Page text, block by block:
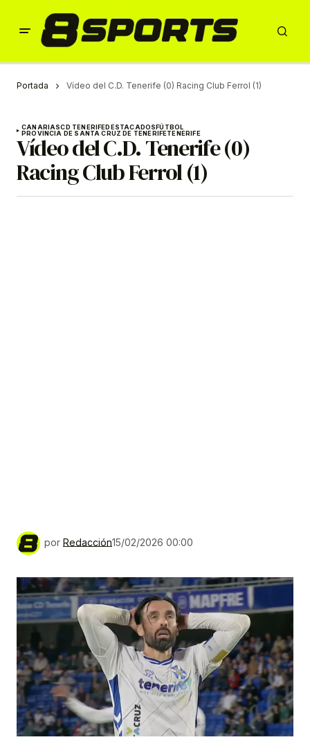
Portada Vídeo del C.D. Tenerife (0) Racing Club Ferrol (1)
CANARIASCD TENERIFEDESTACADOSFÚTBOL
PROVINCIA DE SANTA CRUZ DE TENERIFETENERIFE
Vídeo del C.D. Tenerife (0)
Racing Club Ferrol (1)
por Redacción15/02/2026 00:00